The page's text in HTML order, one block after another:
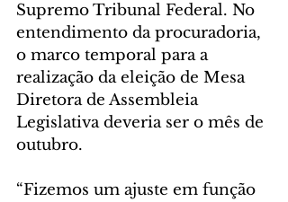
Supremo Tribunal Federal. No
entendimento da procuradoria,
o marco temporal para a
realização da eleição de Mesa
Diretora de Assembleia
Legislativa deveria ser o mês de
outubro.
“Fizemos um ajuste em função